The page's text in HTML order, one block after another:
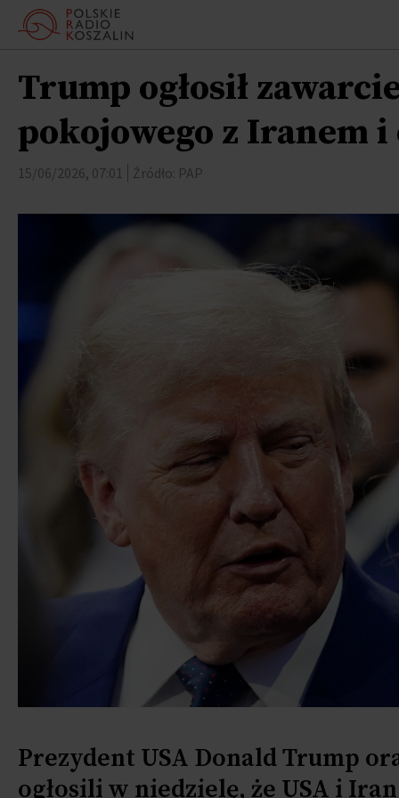
Trump ogłosił
pokojowego z Iranem
15/06/2026, 07:01 Źródło: PAP
Prezydent USA Donald Trump
ogłosili w niedzielę, że USA i